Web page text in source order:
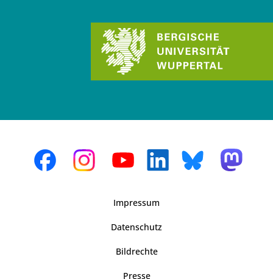
Impressum
Datenschutz
Bildrechte
Presse